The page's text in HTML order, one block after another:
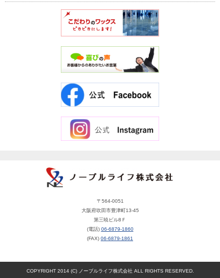
〒564-0051
大阪府吹田市豊津町13-45
第三暁ビル8Ｆ
(電話) 06-6879-1860
(FAX) 06-6879-1861
COPYRIGHT 2014 (C) ノーブルライフ株式会社 ALL RIGHTS RESERVED.